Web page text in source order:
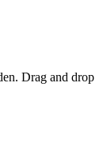
Drag and drop